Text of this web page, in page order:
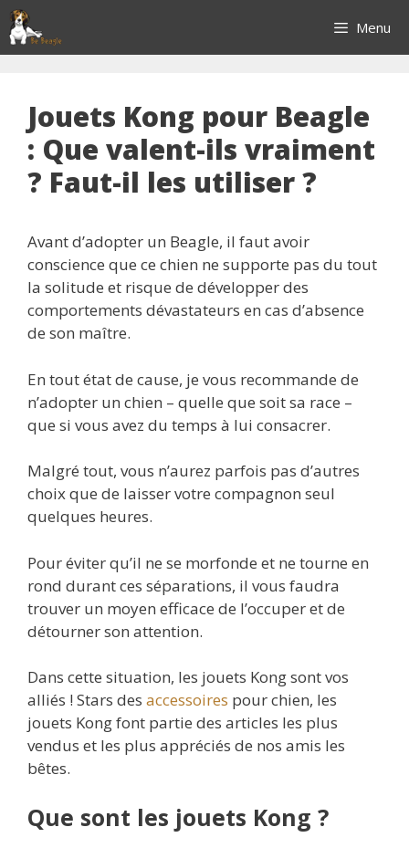
Aller
au
contenu
Menu
Jouets Kong pour Beagle
: Que valent-ils vraiment
? Faut-il les utiliser ?
Avant d’adopter un Beagle, il faut avoir
conscience que ce chien ne supporte pas du tout
la solitude et risque de développer des
comportements dévastateurs en cas d’absence
de son maître.
En tout état de cause, je vous recommande de
n’adopter un chien – quelle que soit sa race –
que si vous avez du temps à lui consacrer.
Malgré tout, vous n’aurez parfois pas d’autres
choix que de laisser votre compagnon seul
quelques heures.
Pour éviter qu’il ne se morfonde et ne tourne en
rond durant ces séparations, il vous faudra
trouver un moyen efficace de l’occuper et de
détourner son attention.
Dans cette situation, les jouets Kong sont vos
alliés ! Stars des accessoires pour chien, les
jouets Kong font partie des articles les plus
vendus et les plus appréciés de nos amis les
bêtes.
Que sont les jouets Kong ?